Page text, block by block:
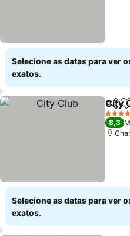
Selecione as datas para ver
exatos.
City
4
8,3
Selecione as datas para ver
exatos.